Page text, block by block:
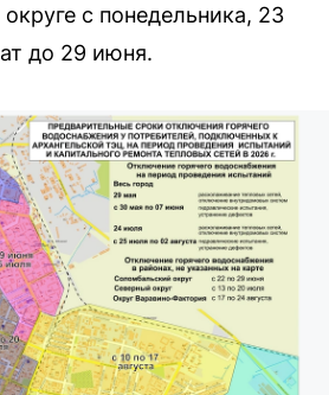
с понедельника, 23
до 29 июня.